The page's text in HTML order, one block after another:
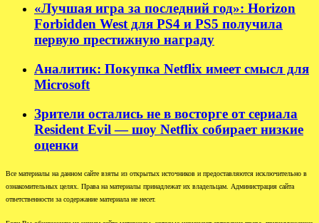
«Лучшая игра за последний год»: Horizon
Forbidden West для PS4 и PS5 получила
первую престижную награду
Аналитик: Покупка Netflix имеет смысл для
Microsoft
Зрители остались не в восторге от сериала
Resident Evil — шоу Netflix собирает низкие
оценки
Все материалы на данном сайте взяты из открытых источников и предоставляются исключительно в
ознакомительных целях. Права на материалы принадлежат их владельцам. Администрация сайта
ответственности за содержание материала не несет.